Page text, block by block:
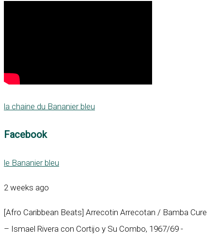
la chaine du Bananier bleu
Facebook
le Bananier bleu
2 weeks ago
[Afro Caribbean Beats] Arrecotin Arrecotan / Bamba Cure
– Ismael Rivera con Cortijo y Su Combo, 1967/69 -